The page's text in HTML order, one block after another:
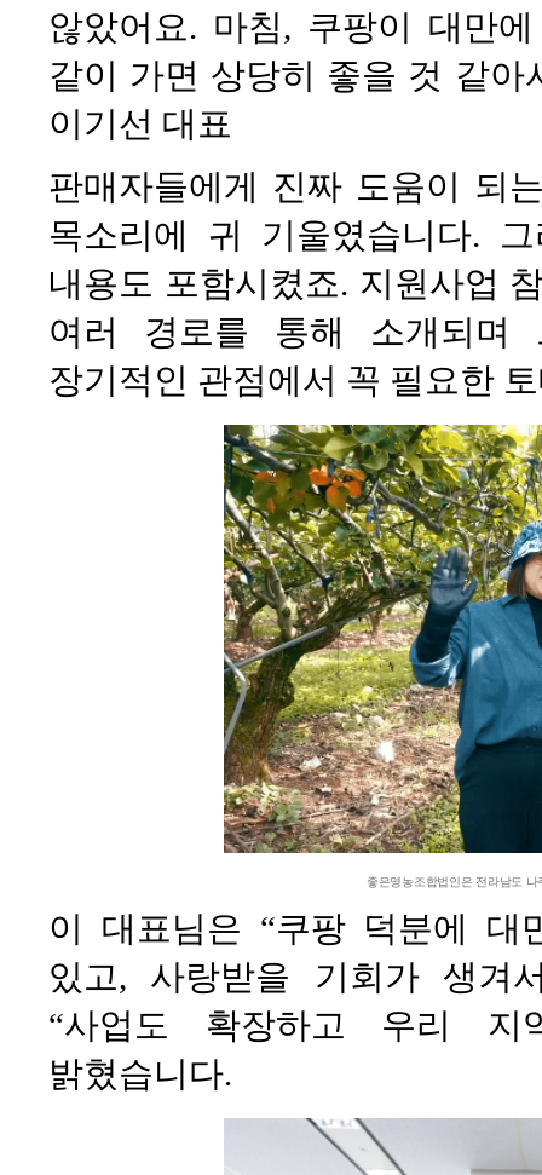
않았어요. 마침, 쿠팡이 대만
같이 가면 상당히 좋을 것 같아
이기선 대표
판매자들에게 진짜 도움이 되
목소리에 귀 기울였습니다.
내용도 포함시켰죠. 지원사업
여러 경로를 통해 소개되며
장기적인 관점에서 꼭 필요한
좋은영농조합법인은 전라남도
이 대표님은 “쿠팡 덕분에
있고, 사랑받을 기회가 생겨
“사업도 확장하고 우리
밝혔습니다.